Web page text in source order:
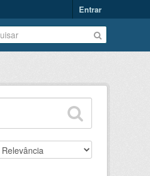
Entrar